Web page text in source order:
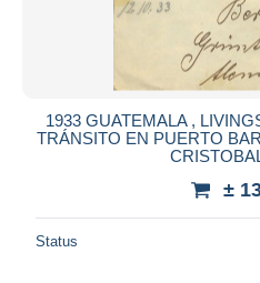
1933 GUATEMALA ,
TRÁNSITO EN PUERTO
±
Status